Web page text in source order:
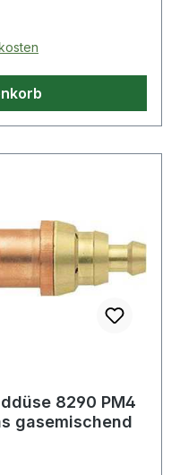
8290 PM4
gasemischend